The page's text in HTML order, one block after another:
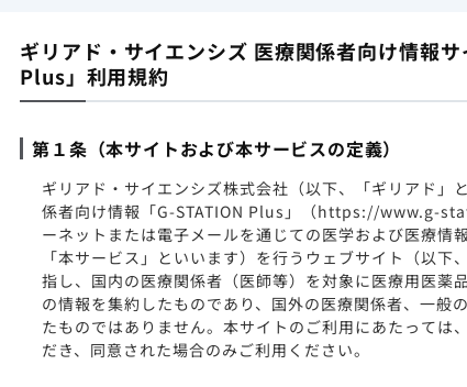
ギリアド・サイエンシズ 医療関係者向け情報
Plus」利用規約
第１条（本サイトおよび本サービスの定義）
ギリアド・サイエンシズ株式会社（以下、「ギリアド」
係者向け情報「G-STATION Plus」（https://www.g-
ーネットまたは電子メールを通じての医学および医療情
「本サービス」といいます）を行うウェブサイト（以下
指し、国内の医療関係者（医師等）を対象に医療用医薬
の情報を集約したものであり、国外の医療関係者、一般
たものではありません。本サイトのご利用にあたっては
だき、同意された場合のみご利用ください。